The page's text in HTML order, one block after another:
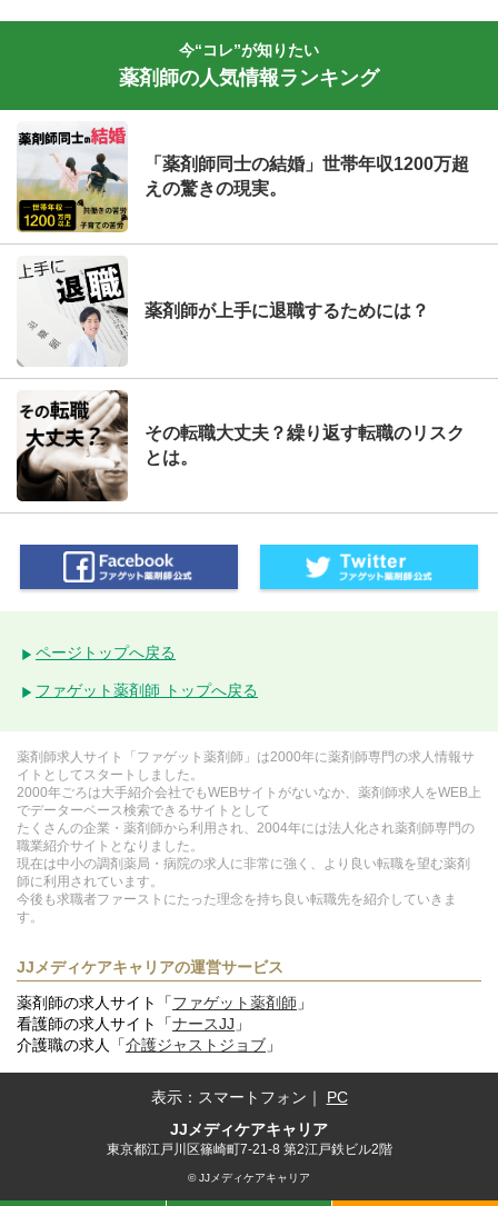
今“コレ”が知りたい
薬剤師の人気情報ランキング
「薬剤師同士の結婚」世帯年収1200万超
えの驚きの現実。
薬剤師が上手に退職するためには？
その転職大丈夫？繰り返す転職のリスク
とは。
ページトップへ戻る
ファゲット薬剤師 トップへ戻る
薬剤師求人サイト「ファゲット薬剤師」は2000年に薬剤師専門の求人情報サ
イトとしてスタートしました。
2000年ごろは大手紹介会社でもWEBサイトがないなか、薬剤師求人をWEB上
でデーターベース検索できるサイトとして
たくさんの企業・薬剤師から利用され、2004年には法人化され薬剤師専門の
職業紹介サイトとなりました。
現在は中小の調剤薬局・病院の求人に非常に強く、より良い転職を望む薬剤
師に利用されています。
今後も求職者ファーストにたった理念を持ち良い転職先を紹介していきま
す。
JJメディケアキャリアの運営サービス
薬剤師の求人サイト「ファゲット薬剤師 」
看護師の求人サイト「ナースJJ 」
介護職の求人「介護ジャストジョブ 」
表示： スマートフォン ｜ PC
JJメディケアキャリア
東京都江戸川区篠崎町7-21-8 第2江戸鉄ビル2階
© JJメディケアキャリア